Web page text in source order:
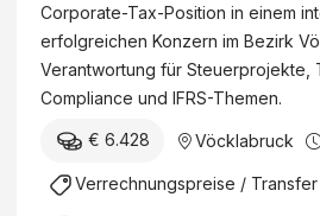
Corporate-Tax-Position in einem
erfolgreichen Konzern im Bezirk
Verantwortung für Steuerprojekte,
Compliance und IFRS-Themen.
€ 6.428 Vöcklabruck
Verrechnungspreise / Transfer